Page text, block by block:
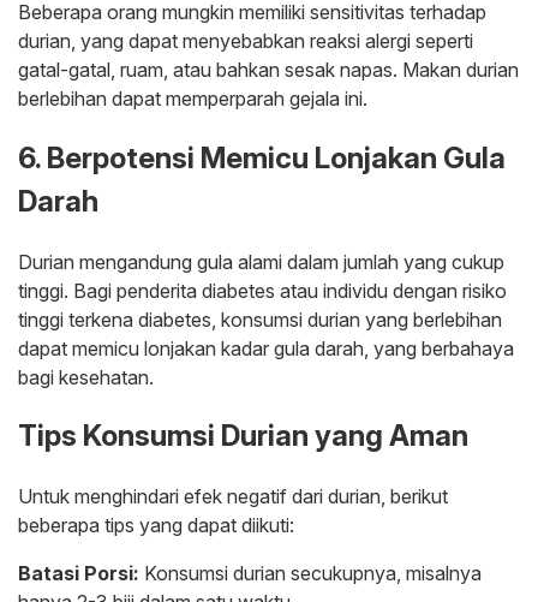
Beberapa orang mungkin memiliki sensitivitas terhadap
durian, yang dapat menyebabkan reaksi alergi seperti
gatal-gatal, ruam, atau bahkan sesak napas. Makan durian
berlebihan dapat memperparah gejala ini.
6. Berpotensi Memicu Lonjakan Gula
Darah
Durian mengandung gula alami dalam jumlah yang cukup
tinggi. Bagi penderita diabetes atau individu dengan risiko
tinggi terkena diabetes, konsumsi durian yang berlebihan
dapat memicu lonjakan kadar gula darah, yang berbahaya
bagi kesehatan.
Tips Konsumsi Durian yang Aman
Untuk menghindari efek negatif dari durian, berikut
beberapa tips yang dapat diikuti:
Batasi Porsi: Konsumsi durian secukupnya, misalnya